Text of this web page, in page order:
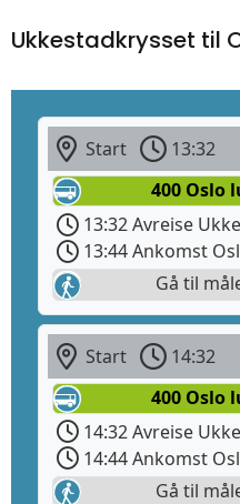
Ukkestadkrysset til
Start 13:32
400 Oslo
13:32 Avreise
13:44 Ankomst
Gå til
Start 14:32
400 Oslo
14:32 Avreise
14:44 Ankomst
Gå til